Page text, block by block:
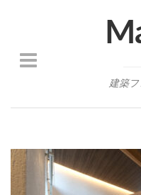
建築